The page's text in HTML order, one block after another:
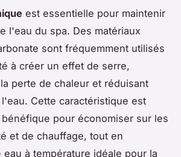
est essentielle pour maintenir
l'eau du spa. Des matériaux
sont fréquemment utilisés
à créer un effet de serre,
perte de chaleur et réduisant
Cette caractéristique est
pour économiser sur les
et de chauffage, tout en
eau à température idéale pour la